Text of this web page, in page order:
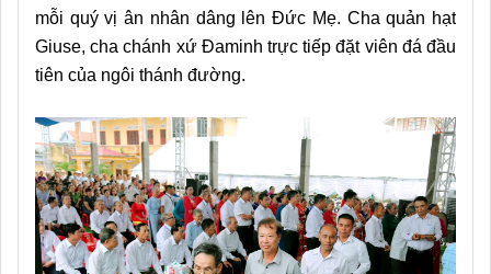
mỗi quý vị ân nhân dâng lên Đức Mẹ. Cha quản hạt
Giuse, cha chánh xứ Đaminh trực tiếp đặt viên đá đầu
tiên của ngôi thánh đường.